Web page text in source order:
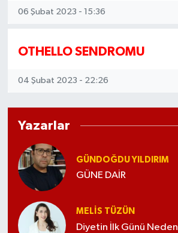
06 Şubat 2023 - 15:36
OTHELLO SENDROMU
04 Şubat 2023 - 22:26
Yazarlar
GÜNDOĞDU YILDIRIM
GÜNE DAİR
MELİS TÜZÜN
Diyetin İlk Günü